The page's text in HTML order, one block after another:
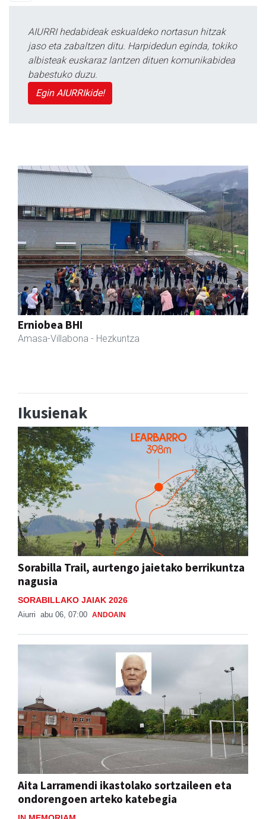
AIURRI hedabideak eskualdeko nortasun hitzak
jaso eta zabaltzen ditu. Harpidedun eginda, tokiko
albisteak euskaraz lantzen dituen komunikabidea
babestuko duzu.
Egin AIURRIkide!
Guria
Urnieta - Jatetxeak
Previous Next
Ikusienak
Sorabilla Trail, aurtengo jaietako berrikuntza
nagusia
SORABILLAKO JAIAK 2026
Aiurri abu 06, 07:00 ANDOAIN
Aita Larramendi ikastolako sortzaileen eta
ondorengoen arteko katebegia